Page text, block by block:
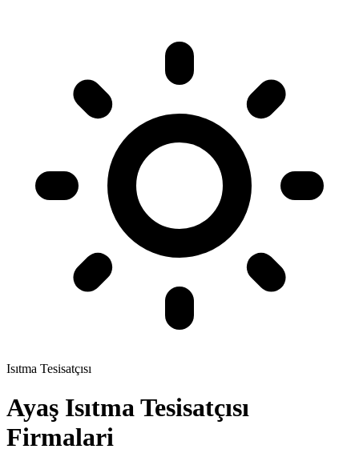
Isıtma Tesisatçısı
Ayaş Isıtma Tesisatçısı
Firmalari